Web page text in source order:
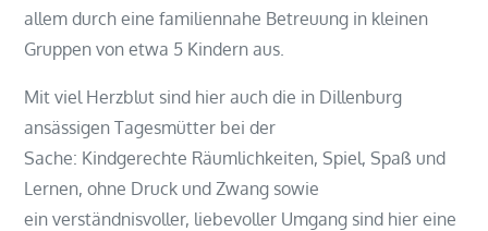
allem durch eine familiennahe Betreuung in kleinen
Gruppen von etwa 5 Kindern aus.
Mit viel Herzblut sind hier auch die in Dillenburg
ansässigen Tagesmütter bei der
Sache: Kindgerechte Räumlichkeiten, Spiel, Spaß und
Lernen, ohne Druck und Zwang sowie
ein verständnisvoller, liebevoller Umgang sind hier eine